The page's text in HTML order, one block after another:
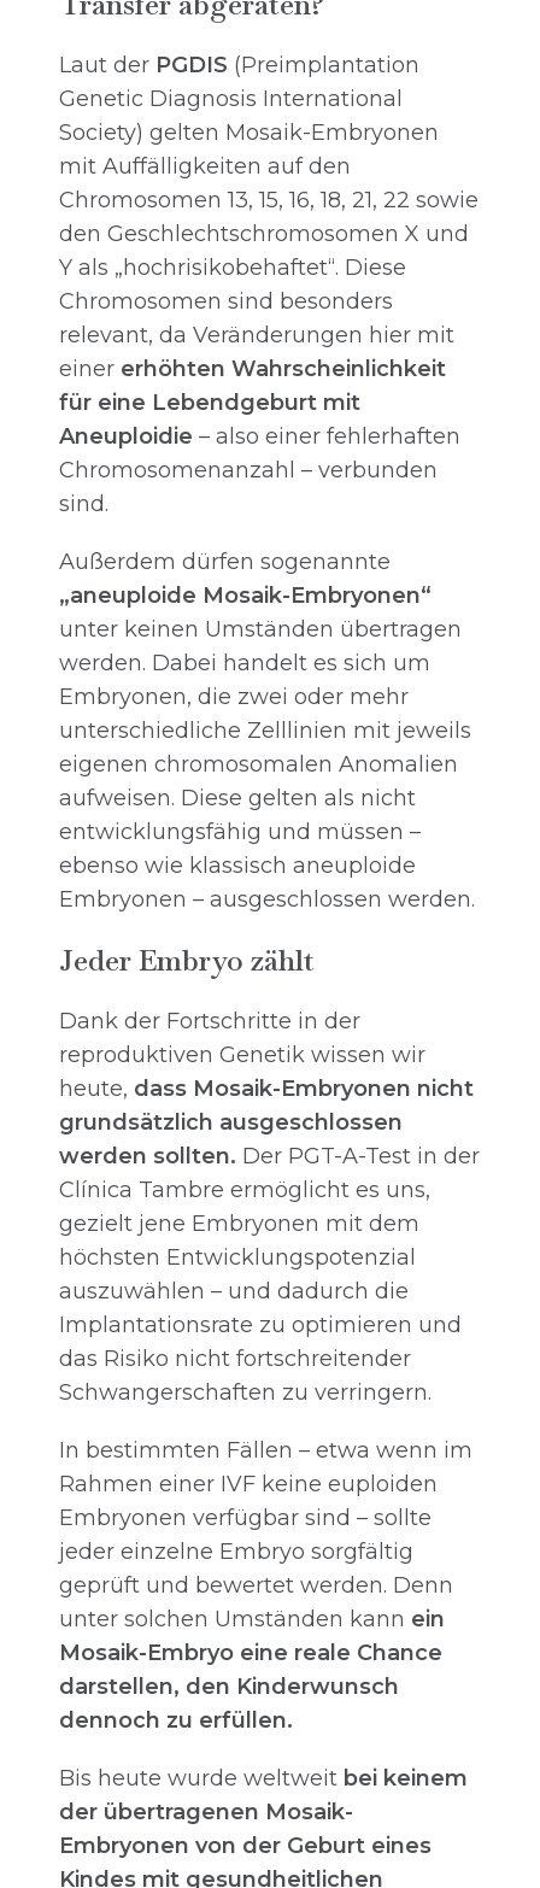
Laut der PGDIS (Preimplantation
Genetic Diagnosis International
Society) gelten Mosaik-Embryonen
mit Auffälligkeiten auf den
Chromosomen 13, 15, 16, 18, 21, 22 sowie
den Geschlechtschromosomen X und
Y als „hochrisikobehaftet“. Diese
Chromosomen sind besonders
relevant, da Veränderungen hier mit
einer erhöhten Wahrscheinlichkeit
für eine Lebendgeburt mit
Aneuploidie – also einer fehlerhaften
Chromosomenanzahl – verbunden
sind.
Außerdem dürfen sogenannte
„aneuploide Mosaik-Embryonen“
unter keinen Umständen übertragen
werden. Dabei handelt es sich um
Embryonen, die zwei oder mehr
unterschiedliche Zelllinien mit jeweils
eigenen chromosomalen Anomalien
aufweisen. Diese gelten als nicht
entwicklungsfähig und müssen –
ebenso wie klassisch aneuploide
Embryonen – ausgeschlossen werden.
Jeder Embryo zählt
Dank der Fortschritte in der
reproduktiven Genetik wissen wir
heute, dass Mosaik-Embryonen nicht
grundsätzlich ausgeschlossen
werden sollten. Der PGT-A-Test in der
Clínica Tambre ermöglicht es uns,
gezielt jene Embryonen mit dem
höchsten Entwicklungspotenzial
auszuwählen – und dadurch die
Implantationsrate zu optimieren und
das Risiko nicht fortschreitender
Schwangerschaften zu verringern.
In bestimmten Fällen – etwa wenn im
Rahmen einer IVF keine euploiden
Embryonen verfügbar sind – sollte
jeder einzelne Embryo sorgfältig
geprüft und bewertet werden. Denn
unter solchen Umständen kann ein
Mosaik-Embryo eine reale Chance
darstellen, den Kinderwunsch
dennoch zu erfüllen.
Bis heute wurde weltweit bei keinem
der übertragenen Mosaik-
Embryonen von der Geburt eines
Kindes mit gesundheitlichen